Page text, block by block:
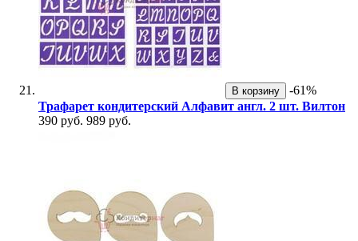
В корзину
-61%
Трафарет кондитерский Алфавит англ. 2 шт. Вилтон
390 руб. 989 руб.